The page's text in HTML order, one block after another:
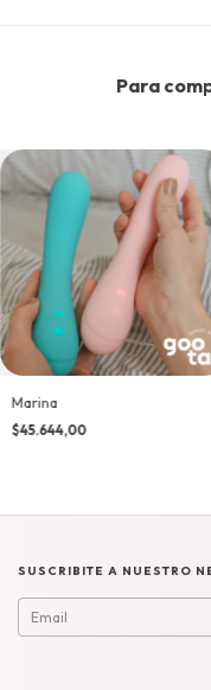
Para
Marina
$45.644,00
SUSCRIBITE A NUESTRO